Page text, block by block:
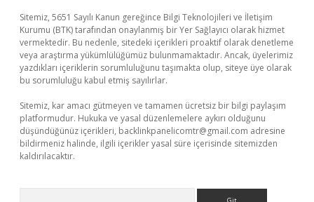
Sitemiz, 5651 Sayılı Kanun gereğince Bilgi Teknolojileri ve İletişim
Kurumu (BTK) tarafından onaylanmış bir Yer Sağlayıcı olarak hizmet
vermektedir. Bu nedenle, sitedeki içerikleri proaktif olarak denetleme
veya araştırma yükümlülüğümüz bulunmamaktadır. Ancak, üyelerimiz
yazdıkları içeriklerin sorumluluğunu taşımakta olup, siteye üye olarak
bu sorumluluğu kabul etmiş sayılırlar.
Sitemiz, kar amacı gütmeyen ve tamamen ücretsiz bir bilgi paylaşım
platformudur. Hukuka ve yasal düzenlemelere aykırı olduğunu
düşündüğünüz içerikleri, backlinkpanelicomtr@gmail.com adresine
bildirmeniz halinde, ilgili içerikler yasal süre içerisinde sitemizden
kaldırılacaktır.